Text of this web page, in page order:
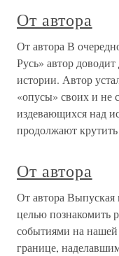
От автора
От автора В
Русь» автор
истории. Автор
«опусы» своих и не
издевающихся над
продолжают крутить
От автора
От автора Выпуская
целью познакомить
событиями на нашей
границе,